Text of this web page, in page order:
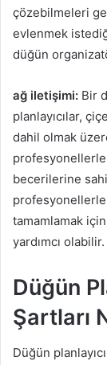
çözebilmeleri
evlenmek
düğün
ağ iletişimi: Bir
planlayıcılar,
dahil olmak
profesyonellerle
becerilerine
tamamlamak
yardımcı olabilir.
Düğün
Şartları
Düğün